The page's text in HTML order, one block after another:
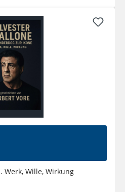
Werk, Wille, Wirkung